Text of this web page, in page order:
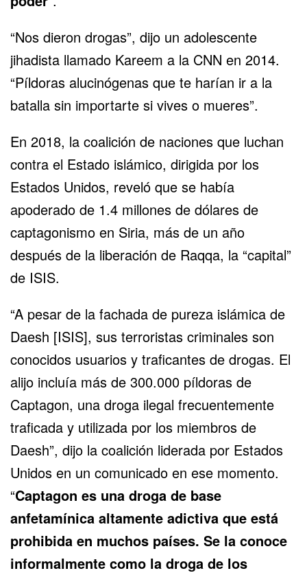
“Nos dieron drogas”, dijo un adolescente
jihadista llamado Kareem a la CNN en 2014.
“Píldoras alucinógenas que te harían ir a la
batalla sin importarte si vives o mueres”.
En 2018, la coalición de naciones que luchan
contra el Estado islámico, dirigida por los
Estados Unidos, reveló que se había
apoderado de 1.4 millones de dólares de
captagonismo en Siria, más de un año
después de la liberación de Raqqa, la “capital”
de ISIS.
“A pesar de la fachada de pureza islámica de
Daesh [ISIS], sus terroristas criminales son
conocidos usuarios y traficantes de drogas. El
alijo incluía más de 300.000 píldoras de
Captagon, una droga ilegal frecuentemente
traficada y utilizada por los miembros de
Daesh”, dijo la coalición liderada por Estados
Unidos en un comunicado en ese momento.
“Captagon es una droga de base
anfetamínica altamente adictiva que está
prohibida en muchos países. Se la conoce
informalmente como la droga de los